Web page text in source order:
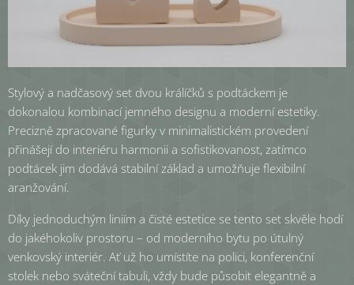
Stylový a nadčasový set dvou králíčků s podtáckem je
dokonalou kombinací jemného designu a moderní estetiky.
Precizně zpracované figurky v minimalistickém provedení
přinášejí do interiéru harmonii a sofistikovanost, zatímco
podtácek jim dodává stabilní základ a umožňuje flexibilní
aranžování.
Díky jednoduchým liniím a čisté estetice se tento set skvěle hodí
do jakéhokoliv prostoru – od moderního bytu po útulný
venkovský interiér. Ať už ho umístíte na polici, konferenční
stolek nebo sváteční tabuli, vždy bude působit elegantně a